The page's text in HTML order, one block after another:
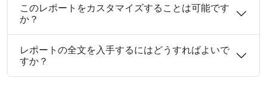
このレポートをカスタマイズすることは可能です
か？
レポートの全文を入手するにはどうすればよいで
すか？